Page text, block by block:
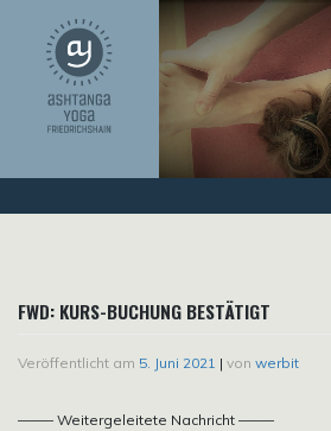
springen
FWD: KURS-BUCHUNG BESTÄTIGT
Veröffentlicht am 5. Juni 2021 | von werbit
——– Weitergeleitete Nachricht ——–